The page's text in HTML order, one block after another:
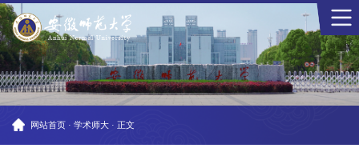
网站首页 · 学术师大 · 正文